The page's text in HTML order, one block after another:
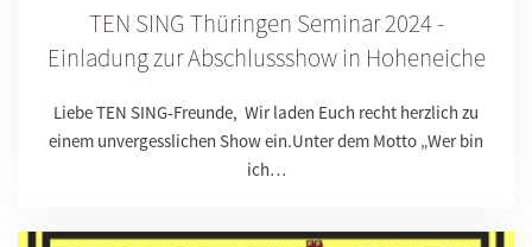
TEN SING Thüringen Seminar 2024 -
Einladung zur Abschlussshow in Hoheneiche
Liebe TEN SING-Freunde, Wir laden Euch recht herzlich zu
einem unvergesslichen Show ein.Unter dem Motto „Wer bin
ich…